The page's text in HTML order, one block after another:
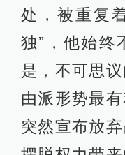
处，被重复
独”，他始终
是，不可思
由派形势最
突然宣布放